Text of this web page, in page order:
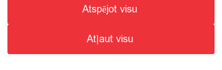
SPECIĀLĀ ATĻAUJA ALKOHOLISKO DZĒRIENU
MAZUMTIRDZNIECĪBAI: SĒRIJA MT Nr. 00000000736.
2
Atspējot visu
Atļaut visu